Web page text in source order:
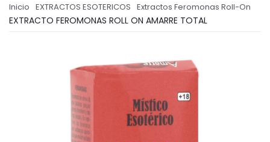
Inicio EXTRACTOS ESOTERICOS Extractos Feromonas Roll-On
EXTRACTO FEROMONAS ROLL ON AMARRE TOTAL